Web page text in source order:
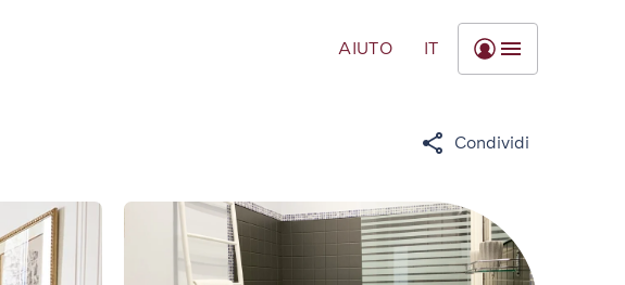
AIUTO IT
Condividi